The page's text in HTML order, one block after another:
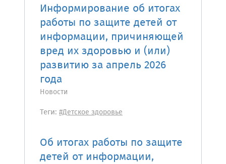
Информирование об итогах
работы по защите детей от
информации, причиняющей
вред их здоровью и (или)
развитию за апрель 2026
года
Новости
Теги: #Детское здоровье
Об итогах работы по защите
детей от информации,